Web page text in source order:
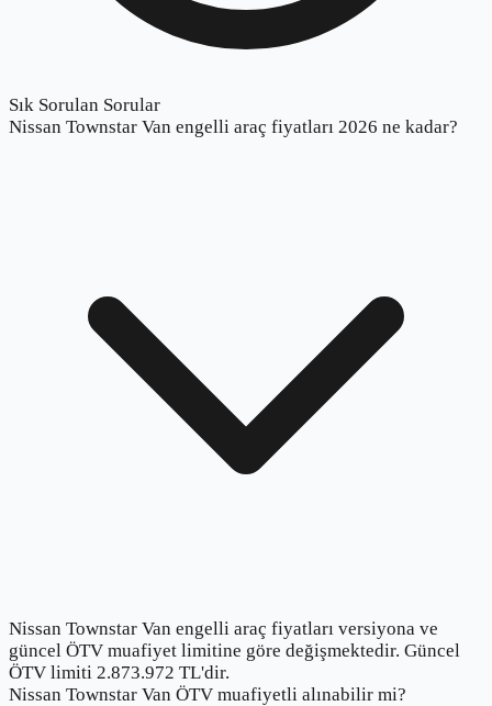
Sık Sorulan Sorular
Nissan Townstar Van engelli araç fiyatları 2026 ne kadar?
Nissan Townstar Van engelli araç fiyatları versiyona ve
güncel ÖTV muafiyet limitine göre değişmektedir. Güncel
ÖTV limiti 2.873.972 TL'dir.
Nissan Townstar Van ÖTV muafiyetli alınabilir mi?